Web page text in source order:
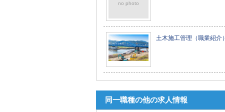
no photo
土木施工管理（職業紹介）
同一職種の他の求人情報